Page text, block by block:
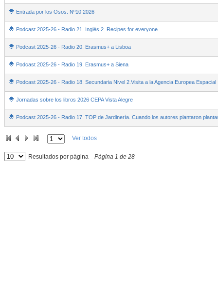
Entrada por los Osos. Nº10 2026
Podcast 2025-26 - Radio 21. Inglés 2. Recipes for everyone
Podcast 2025-26 - Radio 20. Erasmus+ a Lisboa
Podcast 2025-26 - Radio 19. Erasmus+ a Siena
Podcast 2025-26 - Radio 18. Secundaria Nivel 2.Visita a la Agencia Europea Espacial
Jornadas sobre los libros 2026 CEPA Vista Alegre
Podcast 2025-26 - Radio 17. TOP de Jardinería. Cuando los autores plantaron
Ver todos
Resultados por página Página 1 de 28